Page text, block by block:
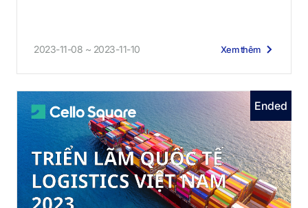
2023-11-08 ~ 2023-11-10 Xem thêm
Ended